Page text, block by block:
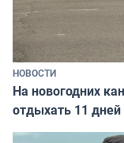
НОВОСТИ
На новогодних
отдыхать 11 дней